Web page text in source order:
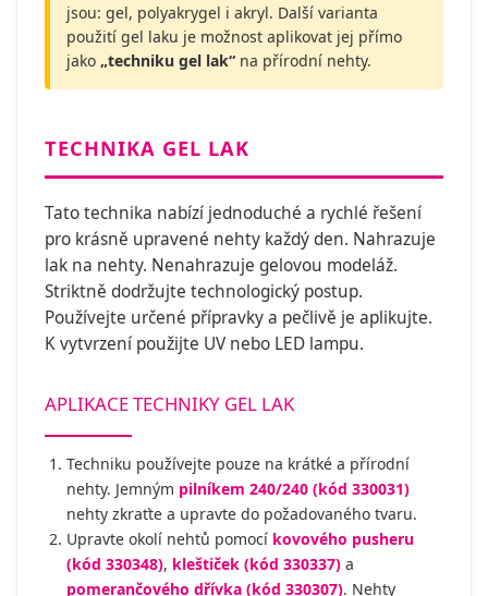
jsou: gel, polyakrygel i akryl. Další varianta
použití gel laku je možnost aplikovat jej přímo
jako „techniku gel lak“ na přírodní nehty.
TECHNIKA GEL LAK
Tato technika nabízí jednoduché a rychlé řešení
pro krásně upravené nehty každý den. Nahrazuje
lak na nehty. Nenahrazuje gelovou modeláž.
Striktně dodržujte technologický postup.
Používejte určené přípravky a pečlivě je aplikujte.
K vytvrzení použijte UV nebo LED lampu.
APLIKACE TECHNIKY GEL LAK
Techniku používejte pouze na krátké a přírodní
nehty. Jemným pilníkem 240/240 (kód 330031)
nehty zkraťte a upravte do požadovaného tvaru.
Upravte okolí nehtů pomocí kovového pusheru
(kód 330348), kleštiček (kód 330337) a
pomerančového dřívka (kód 330307). Nehty